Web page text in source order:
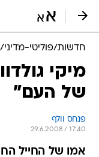
חדשות/פוליטי-מדיני/
מיקי
של העם"
פנחס וולף
29.6.2008 / 17:40
אמו של החייל